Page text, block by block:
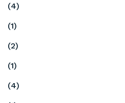
(4)
(1)
(2)
(1)
(4)